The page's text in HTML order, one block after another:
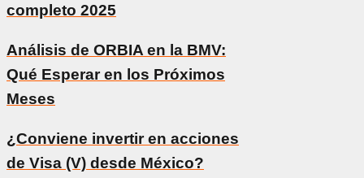
completo 2025
Análisis de ORBIA en la BMV:
Qué Esperar en los Próximos
Meses
¿Conviene invertir en acciones
de Visa (V) desde México?